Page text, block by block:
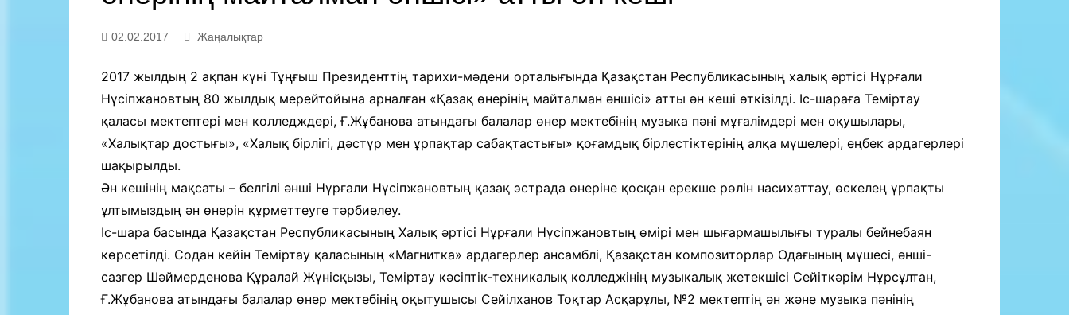
және экспозициялық-
Байланыс
«Дәстүр мен ғұрып» залы
Спорттық даңқ залы
Сызба
02.02.2017 Жаңалықтар
2017 жылдың 2 ақпан күні Тұңғыш Президенттің тарихи-мәдени орталығында Қазақстан Республикасының халық әртісі Нұрғали
Нүсіпжановтың 80 жылдық мерейтойына арналған «Қазақ өнерінің майталман әншісі» атты ән кеші өткізілді. Іс-шараға Теміртау
қаласы мектептері мен колледждері, Ғ.Жұбанова атындағы балалар өнер мектебінің музыка пәні мұғалімдері мен оқушылары,
«Халықтар достығы», «Халық бірлігі, дәстүр мен ұрпақтар сабақтастығы» қоғамдық бірлестіктерінің алқа мүшелері, еңбек ардагерлері
шақырылды.
Ән кешінің мақсаты – белгілі әнші Нұрғали Нүсіпжановтың қазақ эстрада өнеріне қосқан ерекше рөлін насихаттау, өскелең ұрпақты
ұлтымыздың ән өнерін құрметтеуге тәрбиелеу.
Іс-шара басында Қазақстан Республикасының Халық әртісі Нұрғали Нүсіпжановтың өмірі мен шығармашылығы туралы бейнебаян
көрсетілді. Содан кейін Теміртау қаласының «Магнитка» ардагерлер ансамблі, Қазақстан композиторлар Одағының мүшесі, әнші-
сазгер Шәймерденова Құралай Жүнісқызы, Теміртау кәсіптік-техникалық колледжінің музыкалық жетекшісі Сейіткәрім Нұрсұлтан,
Ғ.Жұбанова атындағы балалар өнер мектебінің оқытушысы Сейілханов Тоқтар Асқарұлы, №2 мектептің ән және музыка пәнінің